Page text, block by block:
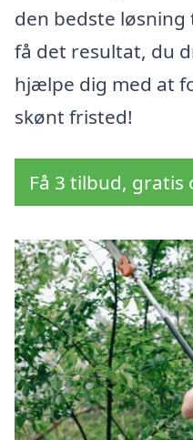
den bedste løsning
få det resultat, du
hjælpe dig med at
skønt fristed!
Få 3 tilbud,